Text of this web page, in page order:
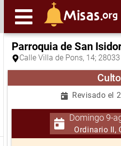
Parroquia de San
Calle Villa de Pons, 14;
Culto
Revisado el
Domingo 9-
Ordinario II,